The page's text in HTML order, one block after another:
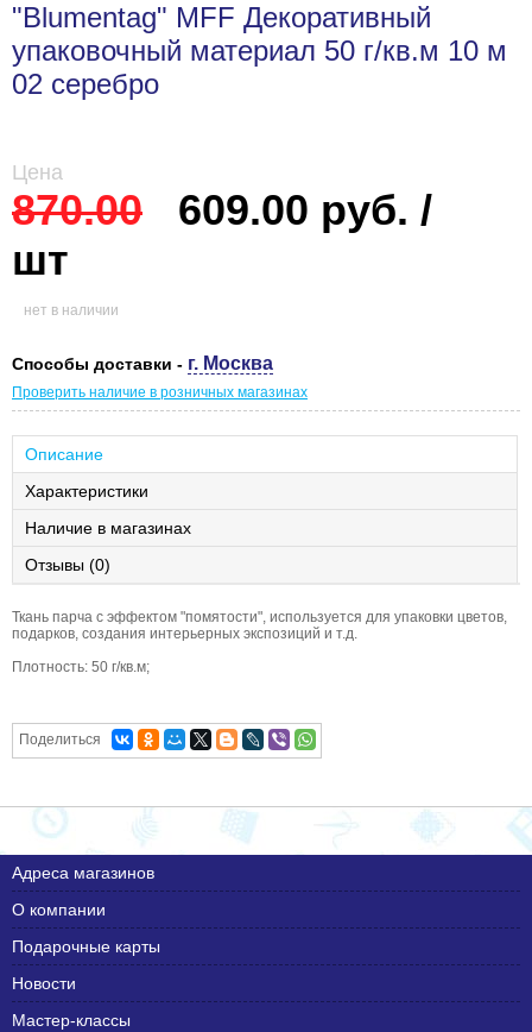
"Blumentag" MFF Декоративный
упаковочный материал 50 г/кв.м 10 м
02 серебро
Цена
870.00
609.00 руб. /
шт
нет в наличии
Способы доставки - г. Москва
Проверить наличие в розничных магазинах
Описание
Характеристики
Наличие в магазинах
Отзывы (0)
Ткань парча с эффектом "помятости", используется для упаковки цветов,
подарков, создания интерьерных экспозиций и т.д.
Плотность: 50 г/кв.м;
Поделиться
Адреса магазинов
О компании
Подарочные карты
Новости
Мастер-классы